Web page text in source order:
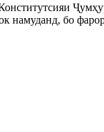
намуданд, бо